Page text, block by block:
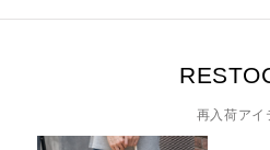
再入荷アイ